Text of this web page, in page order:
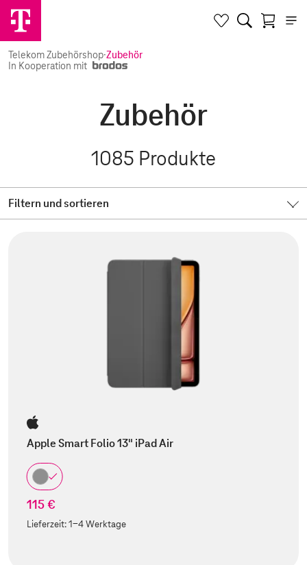
Telekom Zubehörshop·Zubehör
In Kooperation mit
Zubehör
1085 Produkte
Filtern und sortieren
Apple Smart Folio 13" iPad Air
115 €
Lieferzeit:1-4 Werktage